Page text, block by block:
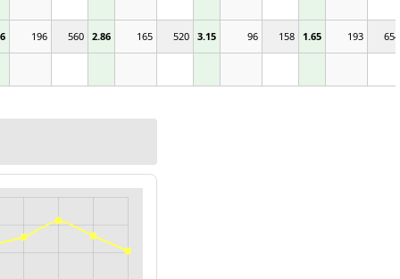
196 560 2.86 165 520 3.15 96 158 1.65 193 654